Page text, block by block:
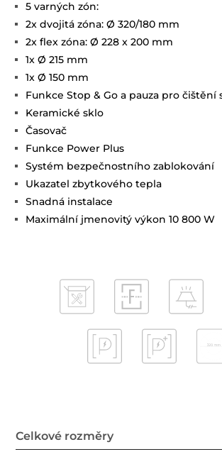
5 varných zón:
2x dvojitá zóna: Ø 320/180 mm
2x flex zóna: Ø 228 x 200 mm
1x Ø 215 mm
1x Ø 150 mm
Funkce Stop & Go a pauza pro čištění
Keramické sklo
Časovač
Funkce Power Plus
Systém bezpečnostního zablokování
Ukazatel zbytkového tepla
Snadná instalace
Maximální jmenovitý výkon 10 800 W
Celkové rozměry